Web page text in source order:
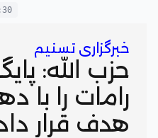
خبرگزاری تسنیم
حزب الله:
رامات را با
هدف قرار